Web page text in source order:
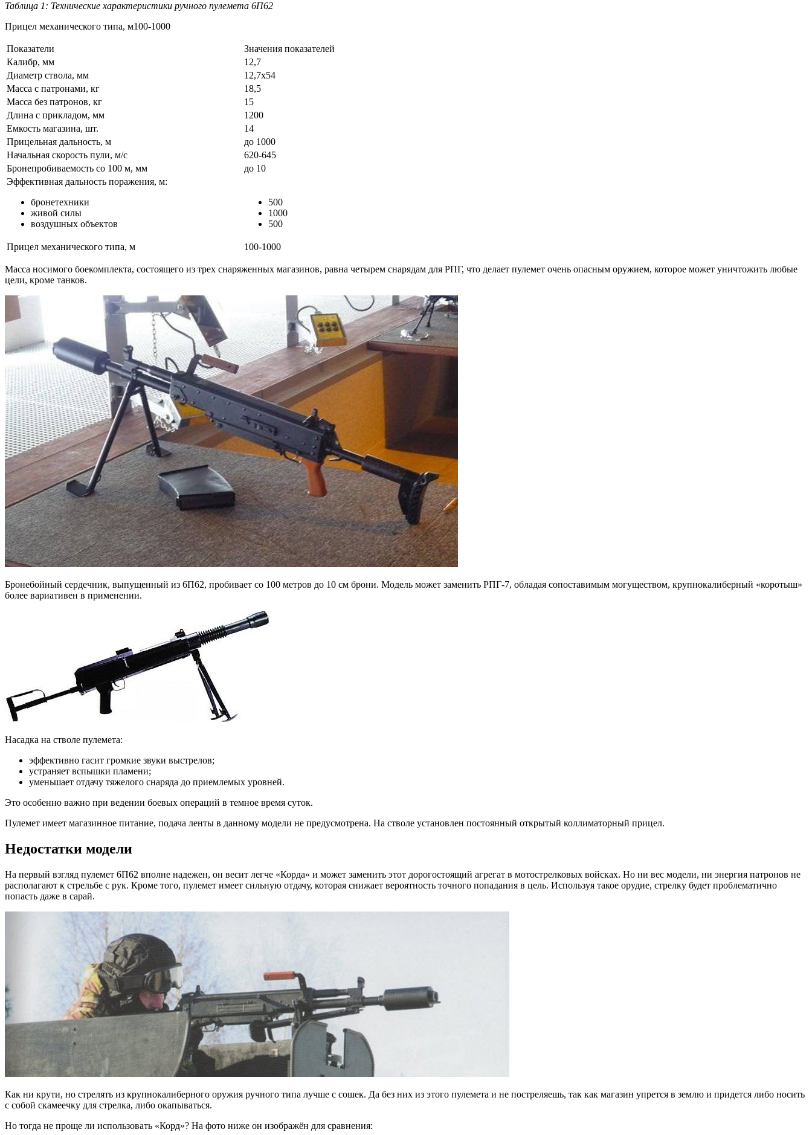
Таблица 1: Технические характеристики ручного пулемета 6П62
Прицел механического типа, м100-1000
Показатели
Значения показателей
Калибр, мм
12,7
Диаметр ствола, мм
12,7х54
Масса с патронами, кг
18,5
Масса без патронов, кг
15
Длина с прикладом, мм
1200
Емкость магазина, шт.
14
Прицельная дальность, м
до 1000
Начальная скорость пули, м/с
620-645
Бронепробиваемость со 100 м, мм
до 10
Эффективная дальность поражения, м:
бронетехники
живой силы
воздушных объектов
500
1000
500
Прицел механического типа, м 100-1000
Масса носимого боекомплекта, состоящего из трех снаряженных магазинов, равна четырем снарядам для РПГ, что делает пулемет очень опасным оружием, которое может уничтожить любые
цели, кроме танков.
Бронебойный сердечник, выпущенный из 6П62, пробивает со 100 метров до 10 см брони. Модель может заменить РПГ-7, обладая сопоставимым могуществом, крупнокалиберный «коротыш»
более вариативен в применении.
Насадка на стволе пулемета:
эффективно гасит громкие звуки выстрелов;
устраняет вспышки пламени;
уменьшает отдачу тяжелого снаряда до приемлемых уровней.
Это особенно важно при ведении боевых операций в темное время суток.
Пулемет имеет магазинное питание, подача ленты в данному модели не предусмотрена. На стволе установлен постоянный открытый коллиматорный прицел.
Недостатки модели
На первый взгляд пулемет 6П62 вполне надежен, он весит легче «Корда» и может заменить этот дорогостоящий агрегат в мотострелковых войсках. Но ни вес модели, ни энергия патронов не
располагают к стрельбе с рук. Кроме того, пулемет имеет сильную отдачу, которая снижает вероятность точного попадания в цель. Используя такое орудие, стрелку будет проблематично
попасть даже в сарай.
Как ни крути, но стрелять из крупнокалиберного оружия ручного типа лучше с сошек. Да без них из этого пулемета и не постреляешь, так как магазин упрется в землю и придется либо носить
с собой скамеечку для стрелка, либо окапываться.
Но тогда не проще ли использовать «Корд»? На фото ниже он изображён для сравнения: